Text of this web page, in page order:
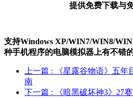
提供免费下载与
支持Windows XP/WIN7/WIN8/WIN
种手机程序的电脑模拟器上有不错的
上一篇 : 《星露谷物语》五年
南
下一篇 : 《暗黑破坏神3》27